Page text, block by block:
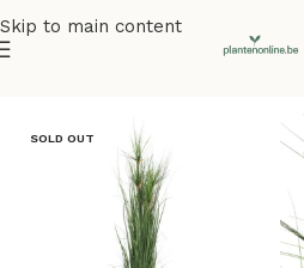
Skip to main content
SOLD OUT